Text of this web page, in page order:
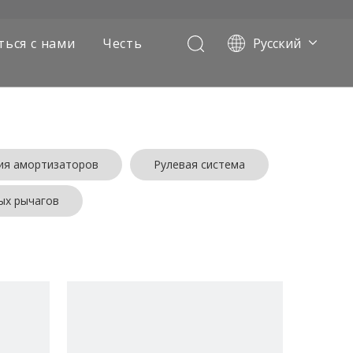
с нами Честь Pусский
Français
English
амортизаторов Рулевая система
рычагов